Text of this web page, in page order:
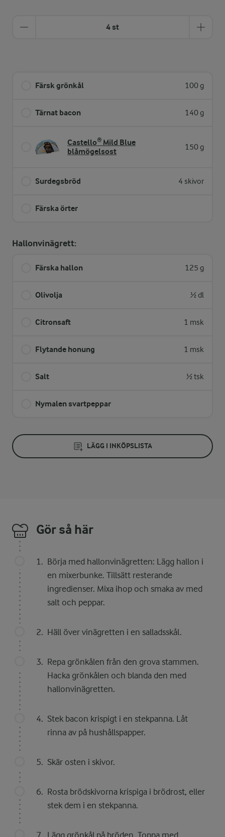
4 st
Färsk grönkål 100 g
Tärnat bacon 140 g
Castello® Mild Blue
blåmögelsost
150 g
Surdegsbröd 4 skivor
Färska örter
Hallonvinägrett:
Färska hallon 125 g
Olivolja ½ dl
Citronsaft 1 msk
Flytande honung 1 msk
Salt ½ tsk
Nymalen svartpeppar
LÄGG I INKÖPSLISTA
Gör så här
Börja med hallonvinägretten: Lägg hallon i
en mixerbunke. Tillsätt resterande
ingredienser. Mixa ihop och smaka av med
salt och peppar.
Häll över vinägretten i en salladsskål.
Repa grönkålen från den grova stammen.
Hacka grönkålen och blanda den med
hallonvinägretten.
Stek bacon krispigt i en stekpanna. Låt
rinna av på hushållspapper.
Skär osten i skivor.
Rosta brödskivorna krispiga i brödrost, eller
stek dem i en stekpanna.
Lägg grönkål på bröden. Toppa med